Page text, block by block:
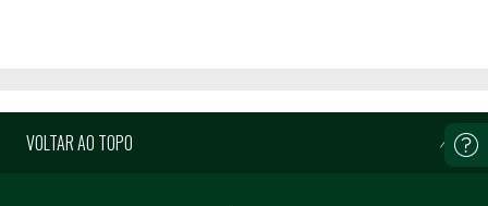
VOLTAR AO TOPO